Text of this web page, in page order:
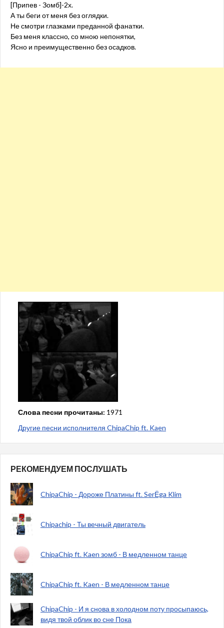
[Припев - Зомб]-2х.
А ты беги от меня без оглядки.
Не смотри глазками преданной фанатки.
Без меня классно, со мною непонятки,
Ясно и преимущественно без осадков.
Слова песни прочитаны: 1971
Другие песни исполнителя ChipaChip ft. Kaen
РЕКОМЕНДУЕМ ПОСЛУШАТЬ
ChipaChip - Дороже Платины ft. SerЁga Klim
Chipachip - Ты вечный двигатель
ChipaChip ft. Kaen зомб - В медленном танце
ChipaChip ft. Kaen - В медленном танце
ChipaChip - И я снова в холодном поту просыпаюсь,
видя твой облик во сне Пока